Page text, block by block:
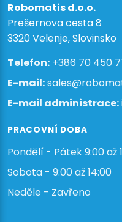
Robomatis d.o.o.
Prešernova cesta 8
3320 Velenje, Slovinsko
Telefon: +386 70 450
E-mail:
E-mail administrace:
PRACOVNÍ DOBA
Pondělí - Pátek 9:00 až
Sobota - 9:00 až 14:00
Neděle - Zavřeno